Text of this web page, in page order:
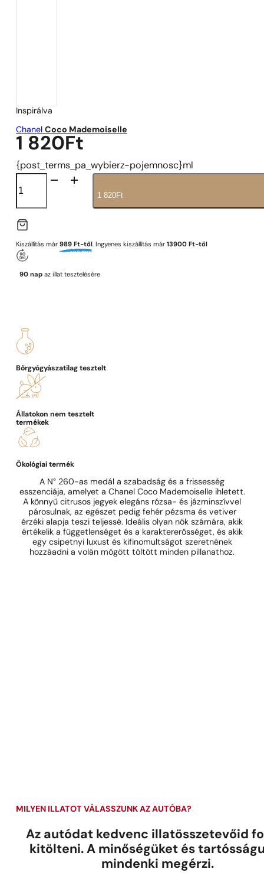
Inspirálva
Chanel Coco Mademoiselle
1 820Ft
{post_terms_pa_wybierz-pojemnosc}ml
N°
260
1 820Ft
Kiszállítás már989 Ft-től. Ingyenes kiszállítás már13900 Ft-től
90 nap az illat tesztelésére
Bőrgyógyászatilag tesztelt
Állatokon nem tesztelt
termékek
Ökológiai termék
A N° 260-as medál a szabadság és a frissesség
esszenciája, amelyet a Chanel Coco Mademoiselle ihletett.
A könnyű citrusos jegyek elegáns rózsa- és jázminszívvel
párosulnak, az egészet pedig fehér pézsma és vetiver
érzéki alapja teszi teljessé. Ideális olyan nők számára, akik
értékelik a függetlenséget és a karaktererősséget, és akik
egy csipetnyi luxust és kifinomultságot szeretnének
hozzáadni a volán mögött töltött minden pillanathoz.
MILYEN ILLATOT VÁLASSZUNK AZ AUTÓBA?
Az autódat kedvenc illatösszetevőid
kitölteni. A minőségüket és
mindenki megérzi.